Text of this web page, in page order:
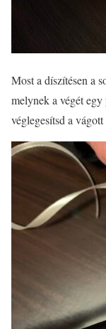
Most a díszítésen a
melynek a végét
véglegesítsd a